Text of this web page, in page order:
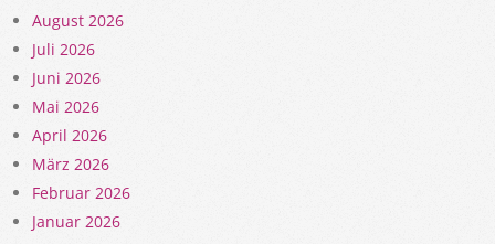
August 2026
Juli 2026
Juni 2026
Mai 2026
April 2026
März 2026
Februar 2026
Januar 2026